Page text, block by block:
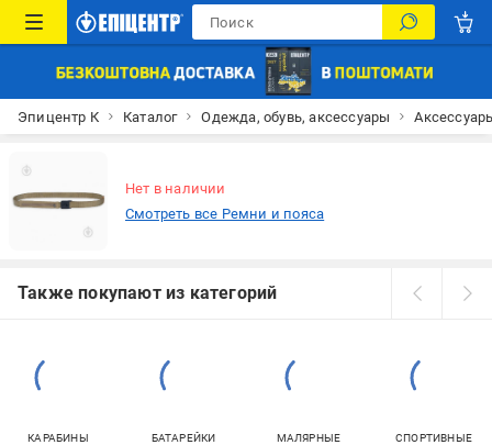
Эпицентр К Каталог Одежда, обувь, аксессуары
Нет в наличии
Смотреть все Ремни и пояса
Также покупают из категорий
КАРАБИНЫ
БАТАРЕЙКИ
МАЛЯРНЫЕ
СПОРТИВНЫЕ